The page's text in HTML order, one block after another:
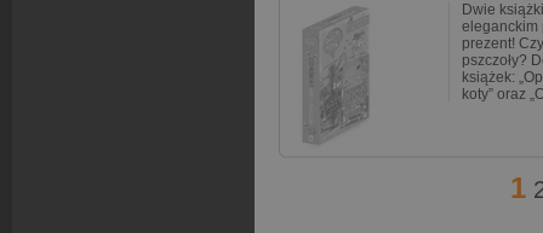
Dwie
eleganckim
prezent!
pszczoły?
książek:
koty” oraz
1